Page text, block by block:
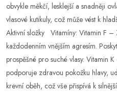
obvykle měkčí, lesklejší a snadněji
vlasové kutikuly, což může vést k
Aktivní složky Vitamíny: Vitamin F –
každodenním vnějším agresím.
prospěšné pro suché vlasy. Vitamin
podporuje zdravou pokožku hlavy,
krevní oběh, což vše přispívá k